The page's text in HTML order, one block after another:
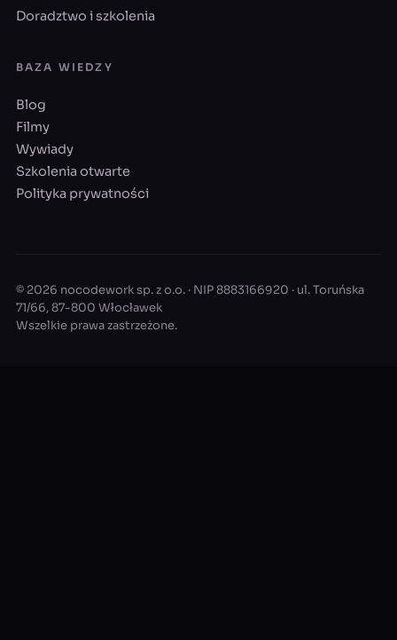
Doradztwo i szkolenia
BAZA WIEDZY
Blog
Filmy
Wywiady
Szkolenia otwarte
Polityka prywatności
© 2026 nocodework sp. z o.o. · NIP 8883166920 · ul. Toruńska
71/66, 87-800 Włocławek
Wszelkie prawa zastrzeżone.